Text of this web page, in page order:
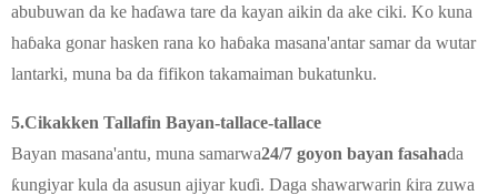
abubuwan da ke haɗawa tare da kayan aikin da ake ciki. Ko kuna
haɓaka gonar hasken rana ko haɓaka masana'antar samar da wutar
lantarki, muna ba da fifikon takamaiman bukatunku.
5.Cikakken Tallafin Bayan-tallace-tallace
Bayan masana'antu, muna samarwa24/7 goyon bayan fasahada
ƙungiyar kula da asusun ajiyar kuɗi. Daga shawarwarin ƙira zuwa